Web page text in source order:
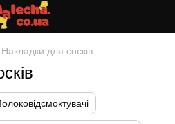
Накладки для сосків